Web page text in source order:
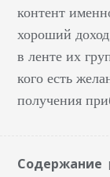
контент
хороший
в ленте их
кого есть
получения
Содержание